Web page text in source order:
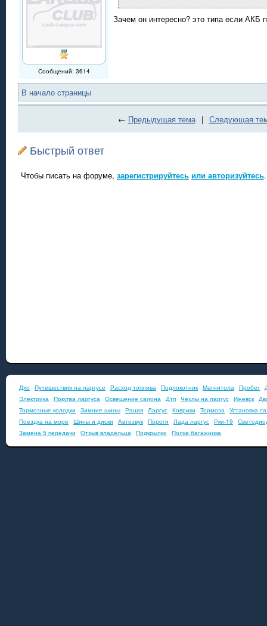
Сообщений: 3614
Зачем он интересно? это типа если АКБ
В начало страницы
← Предыдущая тема | Следующая
Быстрый ответ
Чтобы писать на форуме, зарегистрируйтесь или авторизуйтесь.
Дхо Путешествия на ларгусе Расход топлива Подлокотник Магнитола Пробег
Электрика Покупка ларгуса Освещение салона Дтп Чехлы на ларгус Ижевск
Тормозные колодки
Зимние шины Рация Ларгус Коврики Тормоза Установка
Поездка на море
Шины и диски Автозвук Пороги Лада ларгус Рки-19
Замена 5 передачи
Отзыв владельца Подкрылки Полка багажника